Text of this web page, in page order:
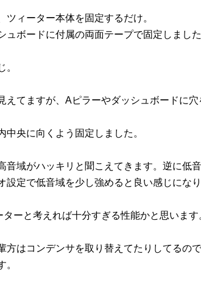
ツィーター本体を固定するだけ。
ュボードに付属の両面テープで固定しました
。
えてますが、Aピラーやダッシュボードに
中央に向くよう固定しました。
音域がハッキリと聞こえてきます。逆に低
設定で低音域を少し強めると良い感じにな
ーと考えれば十分すぎる性能かと思いま
方はコンデンサを取り替えてたりしてるの
。